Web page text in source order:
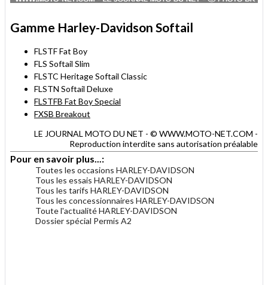
Gamme Harley-Davidson Softail
FLSTF Fat Boy
FLS Softail Slim
FLSTC Heritage Softail Classic
FLSTN Softail Deluxe
FLSTFB Fat Boy Special
FXSB Breakout
LE JOURNAL MOTO DU NET - © WWW.MOTO-NET.COM -
Reproduction interdite sans autorisation préalable
Pour en savoir plus...:
Toutes les occasions HARLEY-DAVIDSON
Tous les essais HARLEY-DAVIDSON
Tous les tarifs HARLEY-DAVIDSON
Tous les concessionnaires HARLEY-DAVIDSON
Toute l'actualité HARLEY-DAVIDSON
Dossier spécial Permis A2